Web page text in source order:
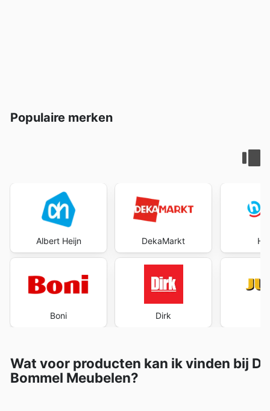
Populaire merken
Albert Heijn
Boni
DekaMarkt
Dirk
Wat voor producten kan ik vinden bij De
Bommel Meubelen?